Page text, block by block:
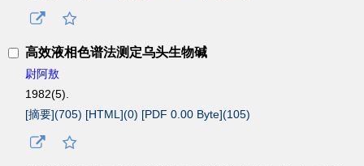
高效液相色谱法测定乌头生物碱
尉阿敖
1982(5).
[摘要](705) [HTML](0) [PDF 0.00 Byte](105)